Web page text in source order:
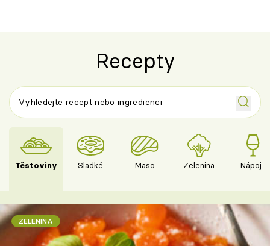
Recepty
Těstoviny Sladké Maso Zelenina Nápoje
ZELENINA